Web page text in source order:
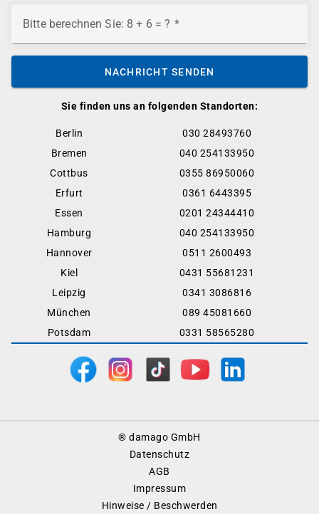
Sie finden uns an folgenden Standorten:
Berlin
030 28493760
Bremen
040 254133950
Cottbus
0355 86950060
Erfurt
0361 6443395
Essen
0201 24344410
Hamburg
040 254133950
Hannover
0511 2600493
Kiel
0431 55681231
Leipzig
0341 3086816
München
089 45081660
Potsdam
0331 58565280
Bitte berechnen Sie: 8 + 6 = ?
NACHRICHT SENDEN
® damago GmbH
Datenschutz
AGB
Impressum
Hinweise / Beschwerden